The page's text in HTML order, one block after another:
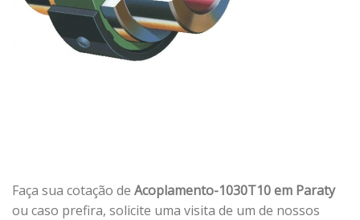
Faça sua cotação de Acoplamento-1030T10 em Paraty
ou caso prefira, solicite uma visita de um de nossos